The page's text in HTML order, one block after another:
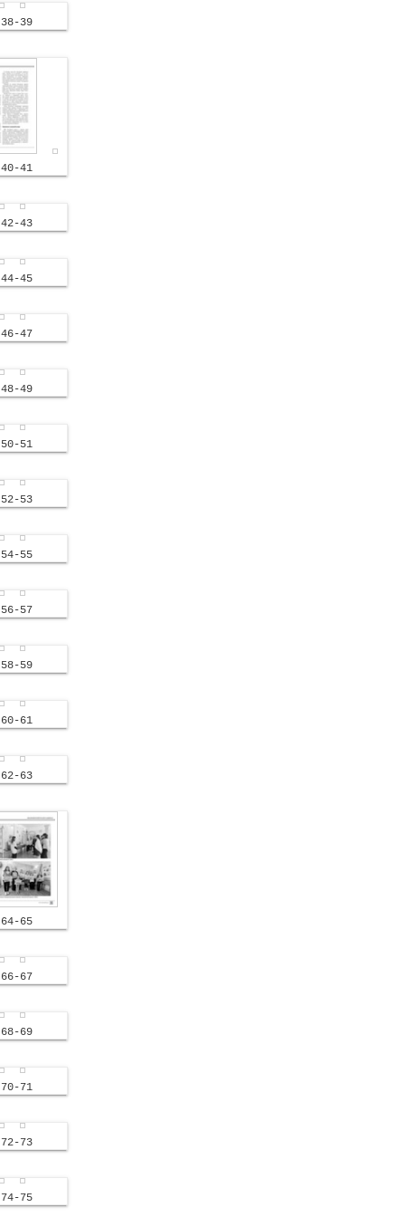
38-39
40-41
42-43
44-45
46-47
48-49
50-51
52-53
54-55
56-57
58-59
60-61
62-63
64-65
66-67
68-69
70-71
72-73
74-75